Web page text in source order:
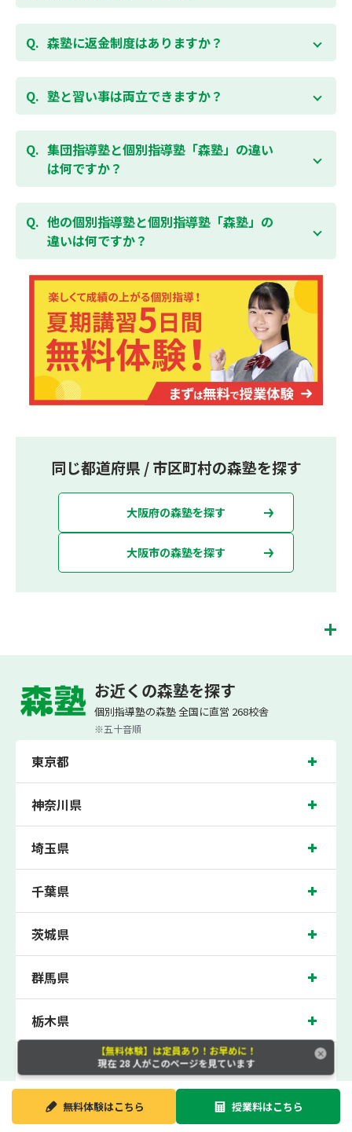
後に学校の授業を聞くので、よくわかり、授業を聞く
のが楽しくなります。
勉強が楽しくなるとテストの成績が上がり、テストの
様の成績アップを目指しましょう！まずは無料授業体
験を！
無料体験はこちら
各校舎に完備しています。
空いている時間があれば、学校の授業の予習や宿題、
ができます（無料）。
森塾に返金制度はありますか？
森塾では保護者様に「安心して」入塾をご検討いただ
くために、ご入塾後4回授業を受けられるまでに入塾
ている全ての費用（授業料、テキスト代等を含む）の
「全額」を返金させていただく「返金制度」をご用意
しております。
塾と習い事は両立できますか？
森塾は個別指導ですので、時間や曜日を自由に選択す
ることができます。そのため、部活やすでにお通いの
習い事などと無理なく両立することができます。
集団指導塾と個別指導塾「森塾」の違い
は何ですか？
集団指導塾は多人数の生徒に対して授業を行う学校の
授業と似たスタイルでの指導となりますが、個別指導
塾の森塾は一人ひとりの学習スピードに合わせて個別
に指導します。
他の個別指導塾と個別指導塾「森塾」の
違いは何ですか？
個別指導塾の森塾は、「先生1人に生徒2人まで」の個
別指導で、「1科目＋20点の成績保証」が大評判の塾
です。しかも、「保護者様にも安心の授業料」で、多
くの保護者様からご好評いただいております。
同じ都道府県 / 市区町村の森塾を探す
大阪府の森塾を探す
大阪市の森塾を探す
数・英語・国語）[個別]とDOJO[集団]、中学生は5科目（数学・英語・国語・理
科・社会）、高校生は7科目（数学・英語・国語[古典・現代文]・理科[物理・化
学・生物・地学]・地理歴史・公民・小論文）を提供しています。
また、個別指導塾「森塾」では「成績保証制度」を提供しており、高校生の入塾後
満でご入塾の場合、受講科目が1科目で+20点以上。60点以上でご入塾の場合、そ
ていただきます。＊定期テストの一科目あたりの満点数が100点でない地域では、
100点満点に換算した場合の上記 記載点数相当の内容を保証させていただきます。
北野中学校、美津島中学校の各中学校の生徒さん、桜塚高校、刀根山高校の各高校
十三近くの塾・個別指導塾。大阪府大阪市淀川区十三本町の小学生・中学生・高校
生の成績アップの塾・個別指導塾なら「森塾 十三校」へ。
大阪府大阪市淀川区十三本町の保護者の方や生徒さんにクチコミで絶大な評価をい
銀行十三支店などがございます。阪急宝塚本線・神戸線・京都線十三駅徒歩2分に
隣の神崎川駅や塚本駅周辺からもお問合わせをいただいております。無料体験受付
中です！
お近くの森塾を探す
個別指導塾の森塾 全国に直営 268校舎
※五十音順
東京都
神奈川県
埼玉県
千葉県
茨城県
群馬県
栃木県
大阪府
【無料体験】は定員あり！お早めに！
現在28人がこのページを見ています
無料体験はこちら 授業料はこちら